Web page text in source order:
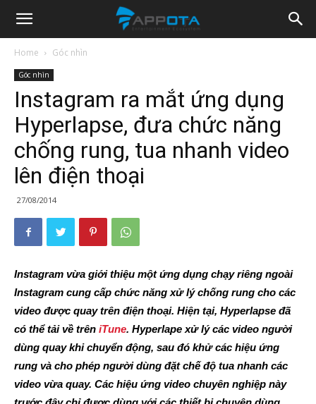
Appota
News
Home Góc nhìn
Góc nhìn
Instagram ra mắt ứng dụng
Hyperlapse, đưa chức năng
chống rung, tua nhanh video
lên điện thoại
27/08/2014
Instagram vừa giới thiệu một ứng dụng chạy riêng ngoài
Instagram cung cấp chức năng xử lý chống rung cho các
video được quay trên điện thoại. Hiện tại, Hyperlapse đã
có thể tải về trên iTune. Hyperlape xử lý các video người
dùng quay khi chuyển động, sau đó khử các hiệu ứng
rung và cho phép người dùng đặt chế độ tua nhanh các
video vừa quay. Các hiệu ứng video chuyên nghiệp này